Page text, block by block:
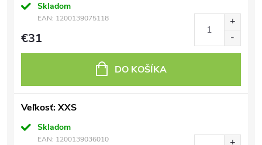
Skladom
EAN: 1200139075118
€31
DO KOŠÍKA
Veľkosť: XXS
Skladom
EAN: 1200139036010